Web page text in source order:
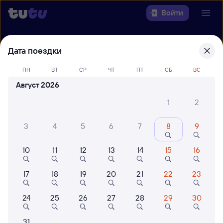
Войти
Выберите день, чтобы найти
Когда
Кто едет
Найти поезда
Дата поездки
ПН ВТ СР ЧТ ПТ СБ ВС
Август 2026
1
2
3 4 5 6 7 8 9
10 11 12 13 14 15 16
17 18 19 20 21 22 23
24 25 26 27 28 29 30